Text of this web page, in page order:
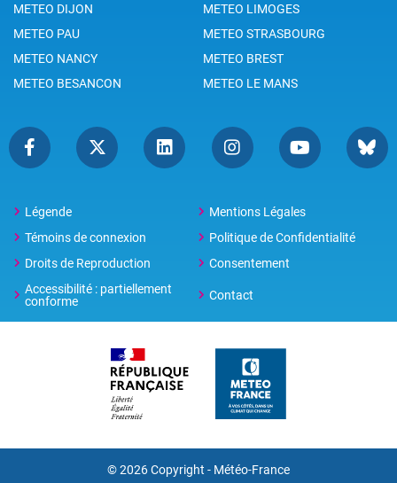
METEO DIJON
METEO LIMOGES
METEO PAU
METEO STRASBOURG
METEO NANCY
METEO BREST
METEO BESANCON
METEO LE MANS
Légende
Mentions Légales
Témoins de connexion
Politique de Confidentialité
Droits de Reproduction
Consentement
Accessibilité : partiellement
conforme
Contact
© 2026 Copyright - Météo-France